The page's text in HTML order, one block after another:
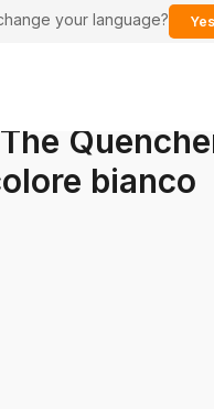
your language?
bianco